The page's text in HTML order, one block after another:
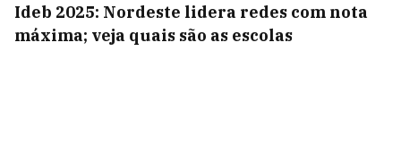
Ideb 2025: Nordeste lidera redes com nota
máxima; veja quais são as escolas